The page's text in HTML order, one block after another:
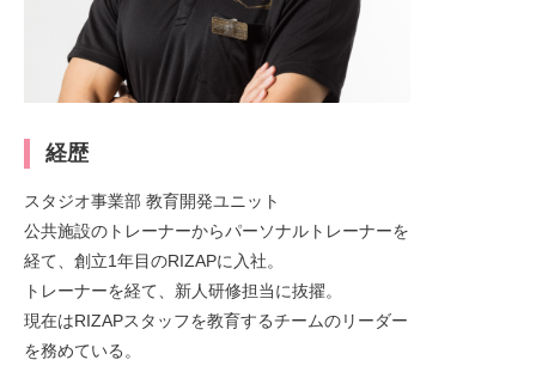
経歴
スタジオ事業部 教育開発ユニット
公共施設のトレーナーからパーソナルトレーナーを
経て、創立1年目のRIZAPに入社。
トレーナーを経て、新人研修担当に抜擢。
現在はRIZAPスタッフを教育するチームのリーダー
を務めている。